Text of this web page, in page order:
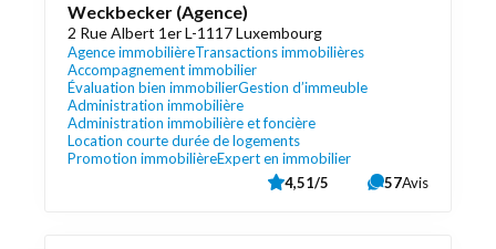
Weckbecker (Agence)
2 Rue Albert 1er L-1117 Luxembourg
Agence immobilièreTransactions immobilières
Accompagnement immobilier
Évaluation bien immobilierGestion d’immeuble
Administration immobilière
Administration immobilière et foncière
Location courte durée de logements
Promotion immobilièreExpert en immobilier
4,51/5 57Avis